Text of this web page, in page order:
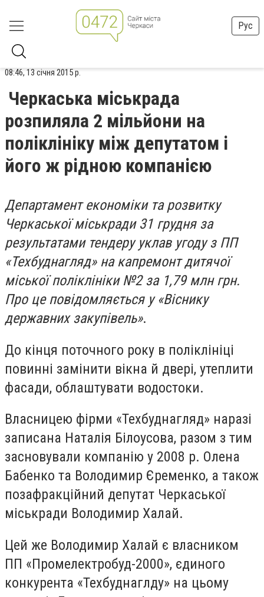
Рус
08:46, 13 січня 2015 р.
Черкаська міськрада
розпиляла 2 мільйони на
поліклініку між депутатом і
його ж рідною компанією
Департамент економіки та розвитку
Черкаської міськради 31 грудня за
результатами тендеру уклав угоду з ПП
«Техбуднагляд» на капремонт дитячої
міської поліклініки №2 за 1,79 млн грн.
Про це повідомляється у «Віснику
державних закупівель».
До кінця поточного року в поліклініці
повинні замінити вікна й двері, утеплити
фасади, облаштувати водостоки.
Власницею фірми «Техбуднагляд» наразі
записана Наталія Білоусова, разом з тим
засновували компанію у 2008 р. Олена
Бабенко та Володимир Єременко, а також
позафракційний депутат Черкаської
міськради Володимир Халай.
Цей же Володимир Халай є власником
ПП «Промелектробуд-2000», єдиного
конкурента «Техбуднаглду» на цьому